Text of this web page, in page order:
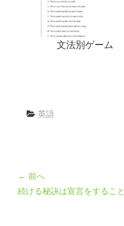
文法別ゲーム
英語
← 前へ
続ける秘訣は宣言をすること